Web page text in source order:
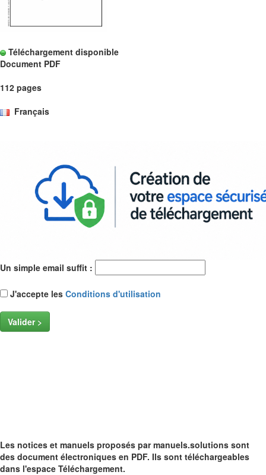
Téléchargement disponible
Document PDF
112 pages
Français
Un simple email suffit :
J'accepte les Conditions d'utilisation
Valider >
Les notices et manuels proposés par manuels.solutions sont
des document électroniques en PDF. Ils sont téléchargeables
dans l'espace Téléchargement.